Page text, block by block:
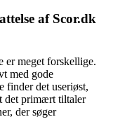
af Scor.dk
er meget forskellige.
med gode
finder det useriøst,
det primært tiltaler
der søger